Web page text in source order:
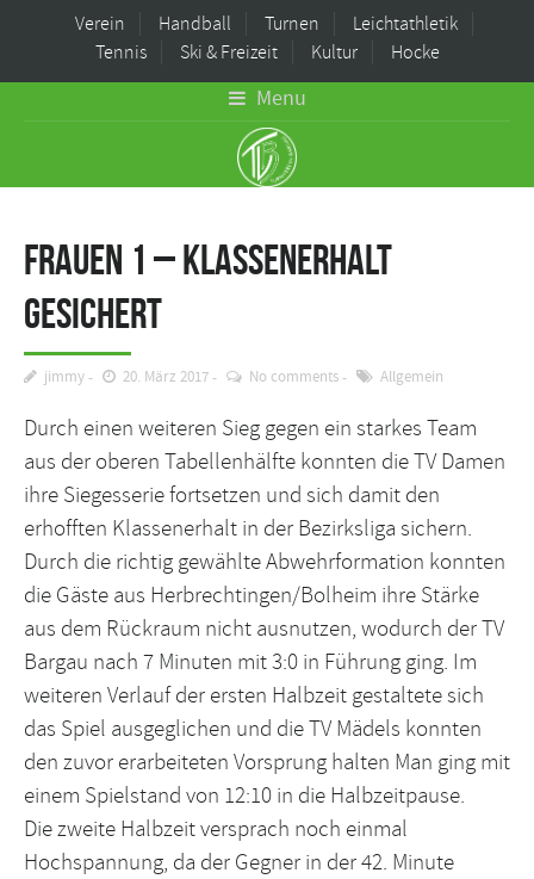
Verein Handball Turnen
Leichtathletik
Tennis
Ski & Freizeit Kultur Hocke
Menu
Frauen 1 – Klassenerhalt
gesichert
jimmy 20. März 2017 No comments Allgemein
Durch einen weiteren Sieg gegen ein starkes Team
aus der oberen Tabellenhälfte konnten die TV Damen
ihre Siegesserie fortsetzen und sich damit den
erhofften Klassenerhalt in der Bezirksliga sichern.
Durch die richtig gewählte Abwehrformation konnten
die Gäste aus Herbrechtingen/Bolheim ihre Stärke
aus dem Rückraum nicht ausnutzen, wodurch der TV
Bargau nach 7 Minuten mit 3:0 in Führung ging. Im
weiteren Verlauf der ersten Halbzeit gestaltete sich
das Spiel ausgeglichen und die TV Mädels konnten
den zuvor erarbeiteten Vorsprung halten Man ging mit
einem Spielstand von 12:10 in die Halbzeitpause.
Die zweite Halbzeit versprach noch einmal
Hochspannung, da der Gegner in der 42. Minute